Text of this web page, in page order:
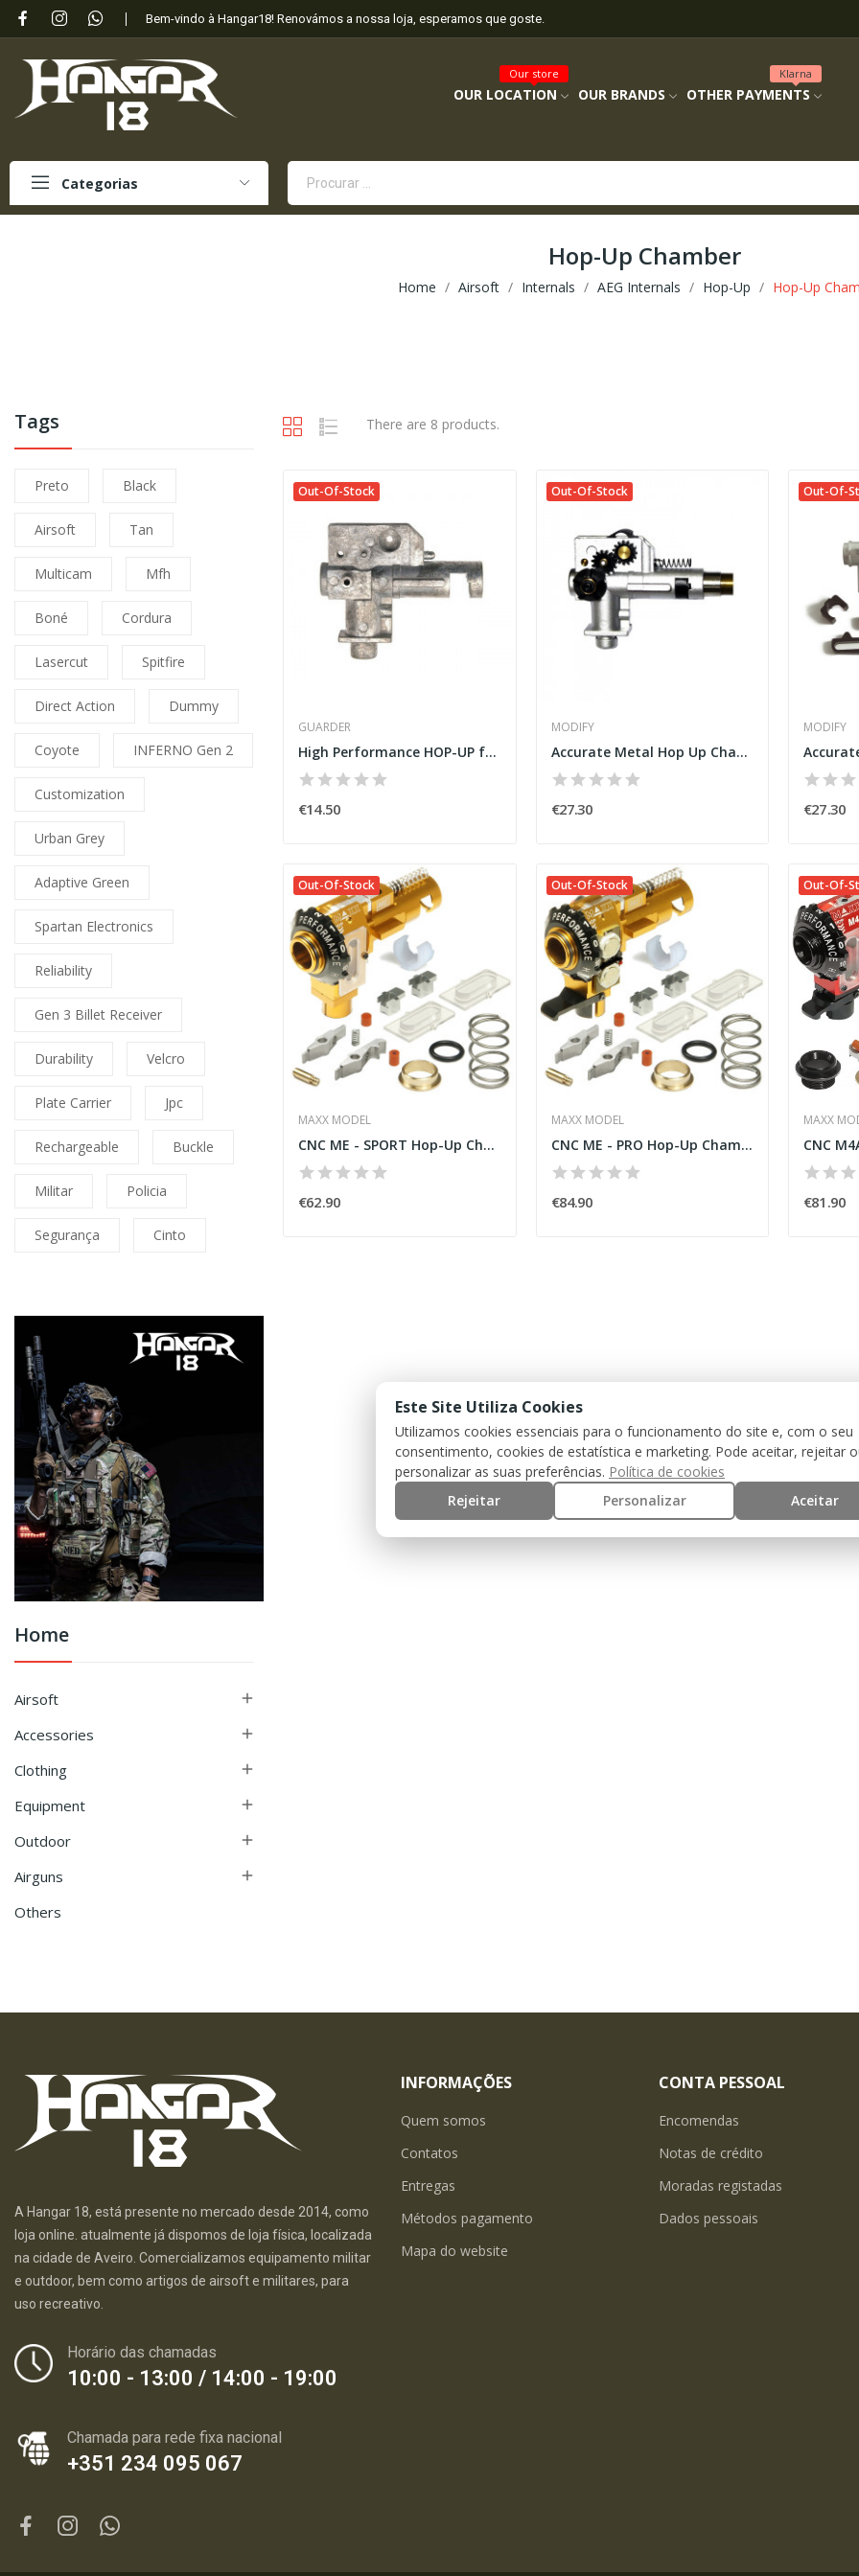
Bem-vindo à Hangar18! Renovámos a nossa loja, esperamos que goste.
OUR LOCATION
Our store
OUR BRANDS OTHER PAYMENTS
Klarna
Categorias
Hop-Up Chamber
Home Airsoft Internals AEG Internals Hop-Up Hop-Up
Tags
Preto Black
Airsoft Tan
Multicam Mfh
Boné Cordura
Lasercut Spitfire
Direct Action Dummy
Coyote INFERNO Gen 2
Customization
Urban Grey
Adaptive Green
Spartan Electronics
Reliability
Gen 3 Billet Receiver
Durability Velcro
Plate Carrier Jpc
Rechargeable Buckle
Militar Policia
Segurança Cinto
Home
Airsoft 
Accessories 
Clothing 
Equipment 
Outdoor 
Airguns 
Others
There are 8 products.
Out-Of-Stock
GUARDER
High Performance HOP-UP for M16/M4 and SR25 AEG...
€14.50
Out-Of-Stock
MODIFY
Accurate Metal Hop Up Chamber for M16/M4 Series...
€27.30
Out-Of-
MODIFY
€27.30
Out-Of-Stock
MAXX MODEL
CNC ME - SPORT Hop-Up Chamber for M4/M16 [Maxx]
€62.90
Out-Of-Stock
MAXX MODEL
CNC ME - PRO Hop-Up Chamber for M4/M16 w/ LED...
€84.90
Out-Of-
MAXX
€81.90
A Hangar 18, está presente no mercado desde 2014, como
loja online. atualmente já dispomos de loja física, localizada
na cidade de Aveiro. Comercializamos equipamento militar
e outdoor, bem como artigos de airsoft e militares, para
uso recreativo.
Horário das chamadas
10:00 - 13:00 / 14:00 - 19:00
Chamada para rede fixa nacional
+351 234 095 067
INFORMAÇÕES
Quem somos
Contatos
Entregas
Métodos pagamento
Mapa do website
CONTA PESSOAL
Encomendas
Notas de crédito
Moradas registadas
Dados pessoais
Este Site Utiliza Cookies
Utilizamos cookies essenciais para o funcionamento do site e, com o seu
consentimento, cookies de estatística e marketing. Pode aceitar, rejeitar
personalizar as suas preferências. Política de cookies
Rejeitar
Personalizar Aceitar